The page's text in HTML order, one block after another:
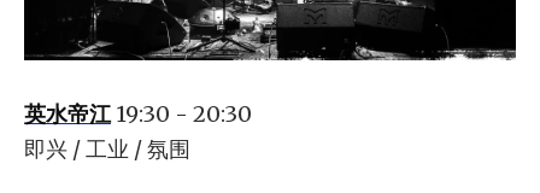
英水帝江19:30 - 20:30
即兴 / 工业 / 氛围